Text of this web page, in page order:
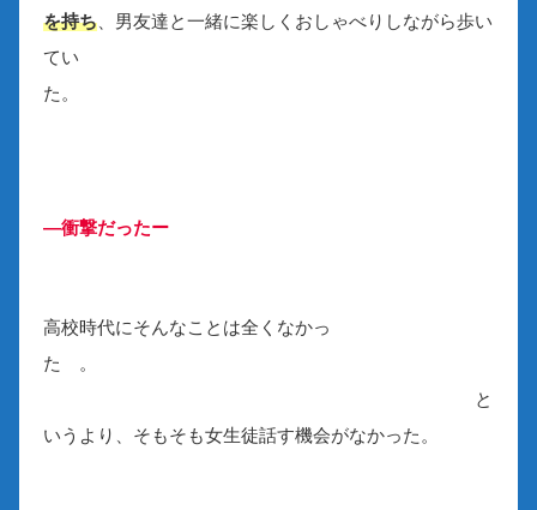
を持ち 、男友達と一緒に楽しくおしゃべりしながら歩い
てい
た。
―衝撃だったー
高校時代にそんなことは全くなかっ
た 。
と
いうより、そもそも女生徒話す機会がなかった。